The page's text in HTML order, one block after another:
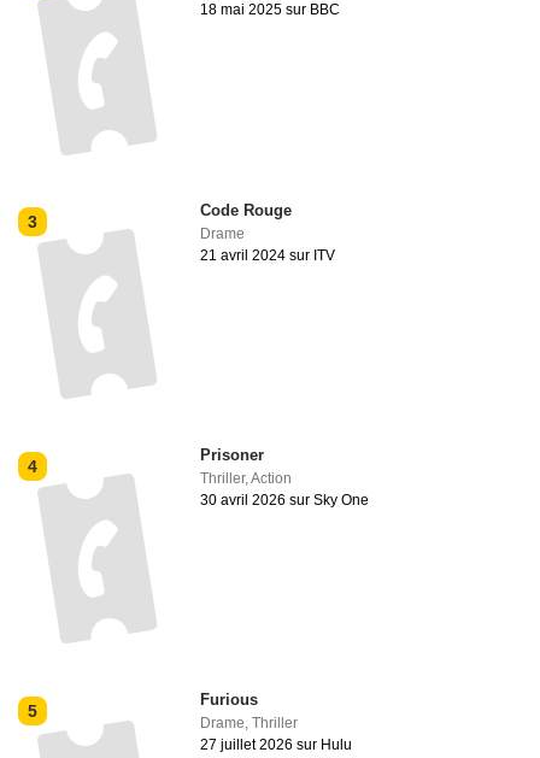
18 mai 2025 sur BBC
3
Code Rouge
Drame
21 avril 2024 sur ITV
4
Prisoner
Thriller,Action
30 avril 2026 sur Sky One
5
Furious
Drame,Thriller
27 juillet 2026 sur Hulu